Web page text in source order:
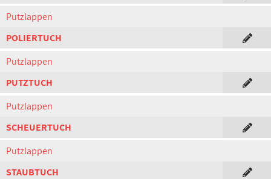
Putzlappen
POLIERTUCH
Putzlappen
PUTZTUCH
Putzlappen
SCHEUERTUCH
Putzlappen
STAUBTUCH